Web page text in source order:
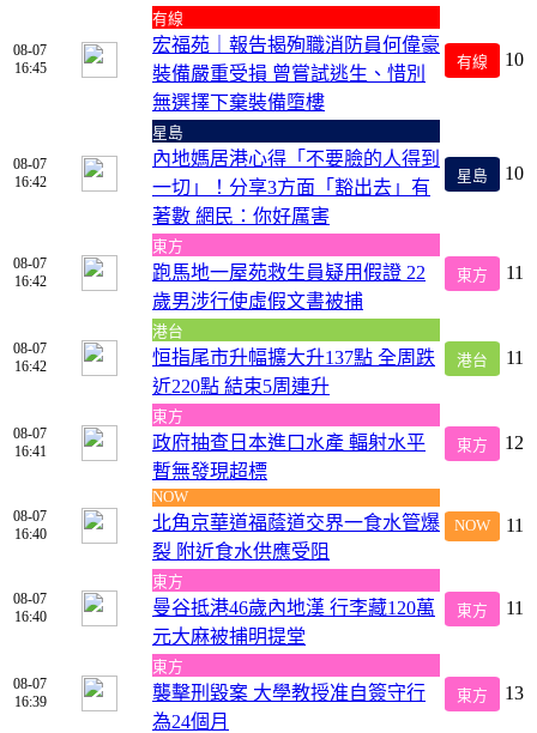
08-07
16:45
有線
宏福苑｜報告揭殉職消防員何偉豪
裝備嚴重受損 曾嘗試逃生、惜別
無選擇下棄裝備墮樓
有線 10
08-07
16:42
星島
內地媽居港心得「不要臉的人得到
一切」！分享3方面「豁出去」有
著數 網民：你好厲害
星島 10
08-07
16:42
東方
跑馬地一屋苑救生員疑用假證 22
歲男涉行使虛假文書被捕
東方 11
08-07
16:42
港台
恒指尾市升幅擴大升137點 全周跌
近220點 結束5周連升
港台 11
08-07
16:41
東方
政府抽查日本進口水產 輻射水平
暫無發現超標
東方 12
08-07
16:40
NOW
北角京華道福蔭道交界一食水管爆
裂 附近食水供應受阻
NOW 11
08-07
16:40
東方
曼谷抵港46歲內地漢 行李藏120萬
元大麻被捕明提堂
東方 11
08-07
16:39
東方
襲擊刑毀案 大學教授准自簽守行
為24個月
東方 13